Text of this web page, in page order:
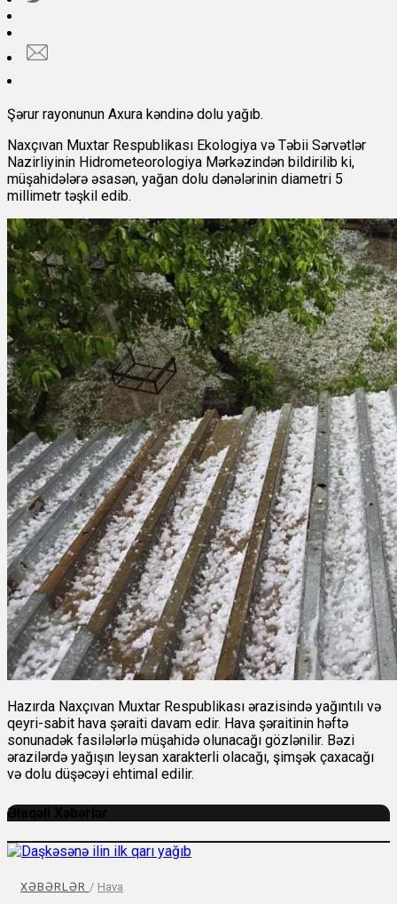
Şərur rayonunun Axura kəndinə dolu yağıb.
Naxçıvan Muxtar Respublikası Ekologiya və Təbii Sərvətlər
Nazirliyinin Hidrometeorologiya Mərkəzindən bildirilib ki,
müşahidələrə əsasən, yağan dolu dənələrinin diametri 5
millimetr təşkil edib.
Hazırda Naxçıvan Muxtar Respublikası ərazisində yağıntılı və
qeyri-sabit hava şəraiti davam edir. Hava şəraitinin həftə
sonunadək fasilələrlə müşahidə olunacağı gözlənilir. Bəzi
ərazilərdə yağışın leysan xarakterli olacağı, şimşək çaxacağı
və dolu düşəcəyi ehtimal edilir.
Əlaqəli Xəbərlər
XƏBƏRLƏR / Hava